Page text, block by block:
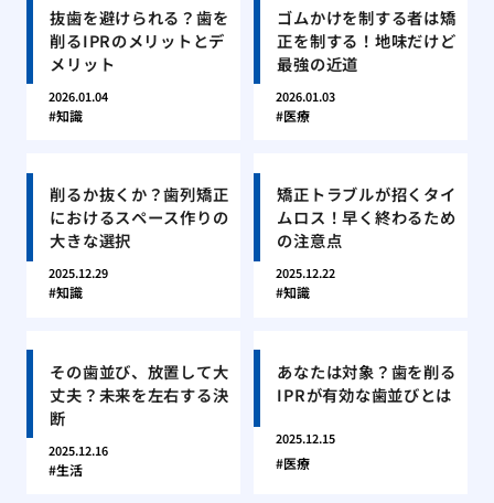
抜歯を避けられる？歯を
削るIPRのメリットとデ
メリット
2026.01.04
知識
ゴムかけを制する者は矯
正を制する！地味だけど
最強の近道
2026.01.03
医療
削るか抜くか？歯列矯正
におけるスペース作りの
大きな選択
2025.12.29
知識
矯正トラブルが招くタイ
ムロス！早く終わるため
の注意点
2025.12.22
知識
その歯並び、放置して大
丈夫？未来を左右する決
断
2025.12.16
生活
あなたは対象？歯を削る
IPRが有効な歯並びとは
2025.12.15
医療